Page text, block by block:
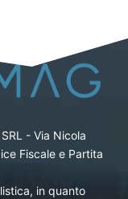
- Via Nicola
Fiscale e Partita
in quanto